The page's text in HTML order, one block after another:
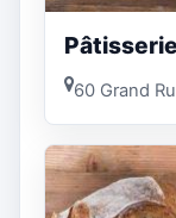
60 Grand